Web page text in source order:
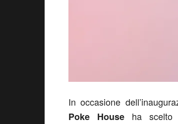
In occasione
Poke House ha scelto